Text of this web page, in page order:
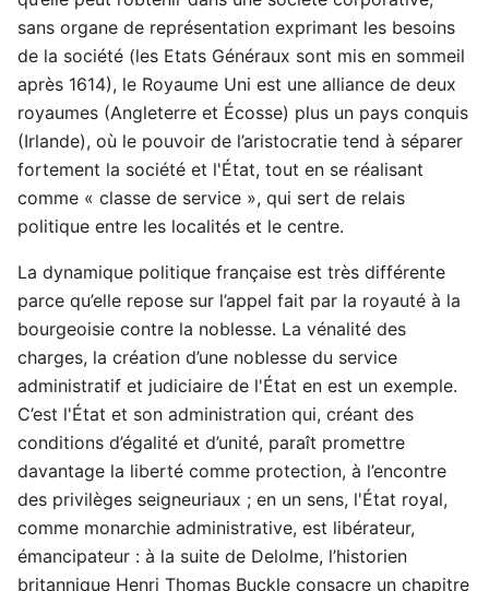
sans organe de représentation exprimant les besoins
de la société (les Etats Généraux sont mis en sommeil
après 1614), le Royaume Uni est une alliance de deux
royaumes (Angleterre et Écosse) plus un pays conquis
(Irlande), où le pouvoir de l’aristocratie tend à séparer
fortement la société et l'État, tout en se réalisant
comme « classe de service », qui sert de relais
politique entre les localités et le centre.
La dynamique politique française est très différente
parce qu’elle repose sur l’appel fait par la royauté à la
bourgeoisie contre la noblesse. La vénalité des
charges, la création d’une noblesse du service
administratif et judiciaire de l'État en est un exemple.
C’est l'État et son administration qui, créant des
conditions d’égalité et d’unité, paraît promettre
davantage la liberté comme protection, à l’encontre
des privilèges seigneuriaux ; en un sens, l'État royal,
comme monarchie administrative, est libérateur,
émancipateur : à la suite de Delolme, l’historien
britannique Henri Thomas Buckle consacre un chapitre